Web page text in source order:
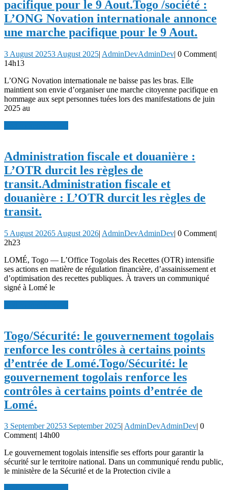
pacifique pour le 9 Aout.Togo /société :
L’ONG Novation internationale annonce
une marche pacifique pour le 9 Aout.
3 August 20253 August 2025| AdminDevAdminDev| 0 Comment|
14h13
L’ONG Novation internationale ne baisse pas les bras. Elle
maintient son envie d’organiser une marche citoyenne pacifique en
hommage aux sept personnes tuées lors des manifestations de juin
2025 au
Administration fiscale et douanière :
L’OTR durcit les règles de
transit.Administration fiscale et
douanière : L’OTR durcit les règles de
transit.
5 August 20265 August 2026| AdminDevAdminDev| 0 Comment|
2h23
LOMÉ, Togo — L’Office Togolais des Recettes (OTR) intensifie
ses actions en matière de régulation financière, d’assainissement et
d’optimisation des recettes publiques. À travers un communiqué
signé à Lomé le
Togo/Sécurité: le gouvernement togolais
renforce les contrôles à certains points
d’entrée de Lomé.Togo/Sécurité: le
gouvernement togolais renforce les
contrôles à certains points d’entrée de
Lomé.
3 September 20253 September 2025 AdminDevAdminDev 0
Comment| 14h00
Le gouvernement togolais intensifie ses efforts pour garantir la
sécurité sur le territoire national. Dans un communiqué rendu public,
le ministère de la Sécurité et de la Protection civile a